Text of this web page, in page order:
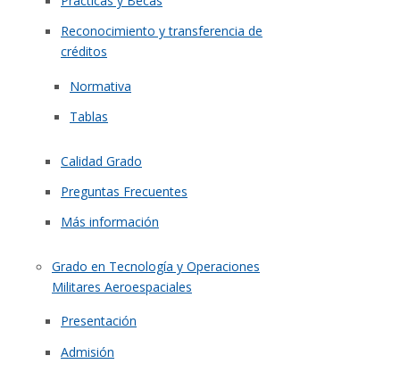
Reconocimiento y transferencia de
créditos
Normativa
Tablas
Calidad Grado
Preguntas Frecuentes
Más información
Grado en Tecnología y Operaciones
Militares Aeroespaciales
Presentación
Admisión